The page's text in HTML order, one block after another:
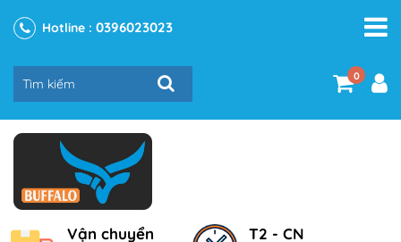
Hotline : 0396023023
0
Vận chuyển T2 - CN